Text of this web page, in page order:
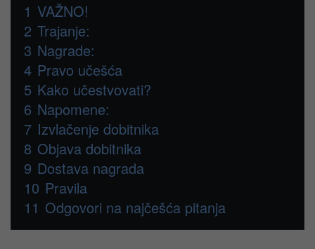
1 VAŽNO!
2 Trajanje:
3 Nagrade:
4 Pravo učešća
5 Kako učestvovati?
6 Napomene:
7 Izvlačenje dobitnika
8 Objava dobitnika
9 Dostava nagrada
10 Pravila
11 Odgovori na najčešća pitanja